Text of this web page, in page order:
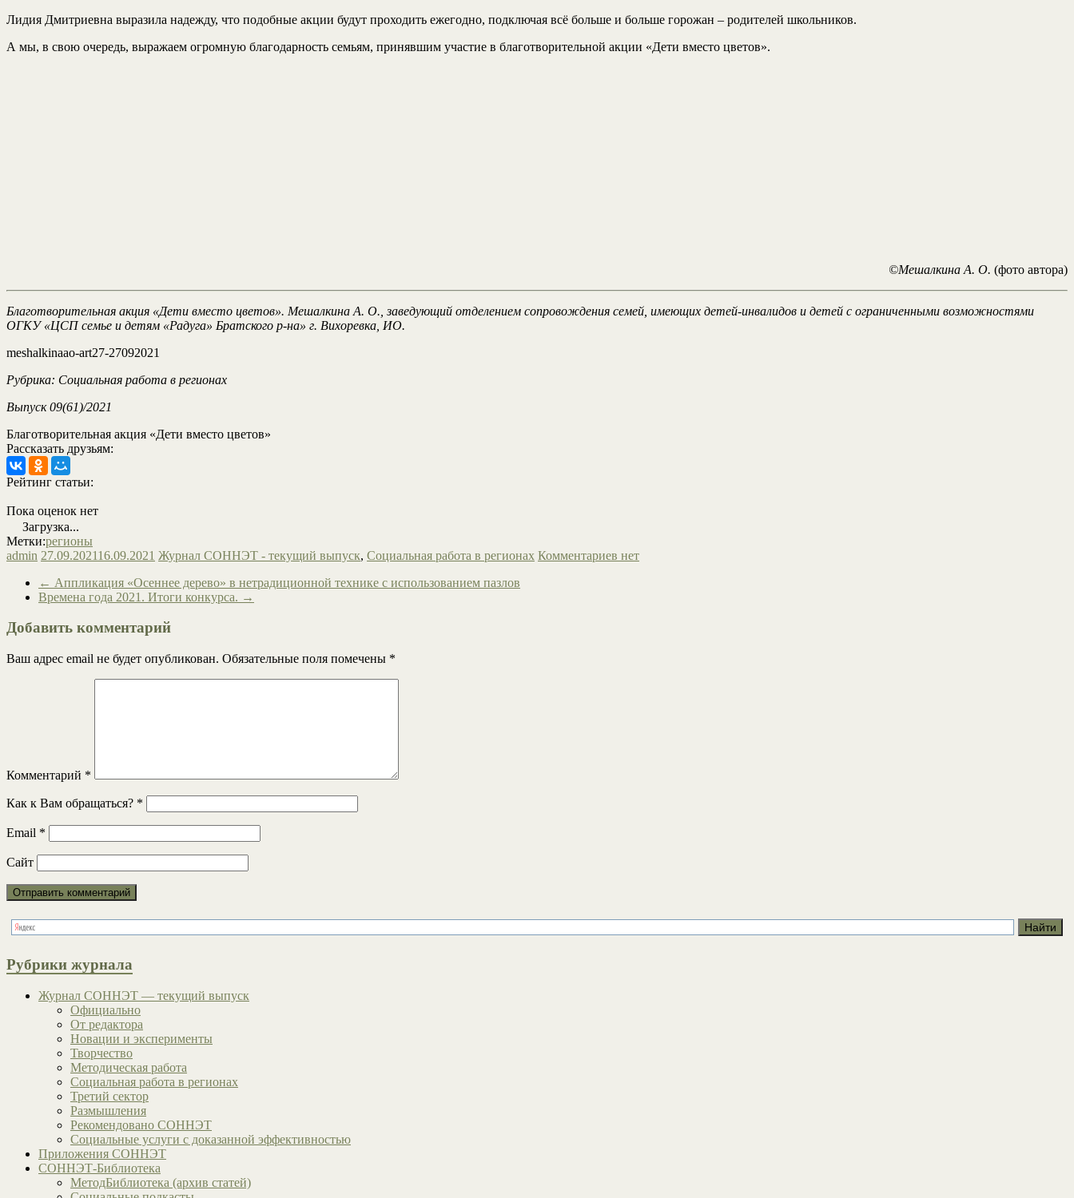
Лидия Дмитриевна выразила надежду, что подобные акции будут проходить ежегодно, подключая всё больше и больше горожан – родителей школьников.
А мы, в свою очередь, выражаем огромную благодарность семьям, принявшим участие в благотворительной акции «Дети вместо цветов».
©Мешалкина А. О. (фото автора)
Благотворительная акция «Дети вместо цветов». Мешалкина А. О., заведующий отделением сопровождения семей, имеющих детей-инвалидов и детей с ограниченными возможностями
ОГКУ «ЦСП семье и детям «Радуга» Братского р-на» г. Вихоревка, ИО.
meshalkinaao-art27-27092021
Рубрика: Социальная работа в регионах
Выпуск 09(61)/2021
Благотворительная акция «Дети вместо цветов»
Рассказать друзьям:
Рейтинг статьи:
Пока оценок нет
Загрузка...
Метки:регионы
admin 27.09.202116.09.2021 Журнал СОННЭТ - текущий выпуск, Социальная работа в регионах Комментариев нет
← Аппликация «Осеннее дерево» в нетрадиционной технике с использованием пазлов
Времена года 2021. Итоги конкурса. →
Добавить комментарий
Ваш адрес email не будет опубликован. Обязательные поля помечены *
Комментарий *
Как к Вам обращаться? *
Email *
Сайт
Рубрики журнала
Журнал СОННЭТ — текущий выпуск
Официально
От редактора
Новации и эксперименты
Творчество
Методическая работа
Социальная работа в регионах
Третий сектор
Размышления
Рекомендовано СОННЭТ
Социальные услуги с доказанной эффективностью
Приложения СОННЭТ
СОННЭТ-Библиотека
МетодБиблиотека (архив статей)